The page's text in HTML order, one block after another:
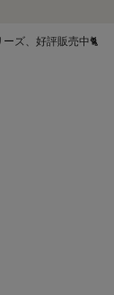
ーズ、好評販売中🐈